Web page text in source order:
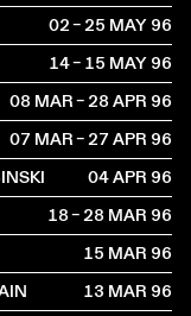
02 – 25 MAY1996
14 – 15 MAY1996
08 MAR – 28 APR1996
07 MAR – 27 APR1996
04 APR1996
18 – 28 MAR1996
15 MAR1996
13 MAR1996